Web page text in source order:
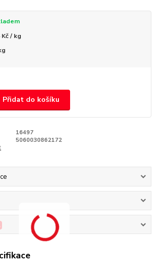
Kč / kg
Přidat do košíku
16497
5060030862172